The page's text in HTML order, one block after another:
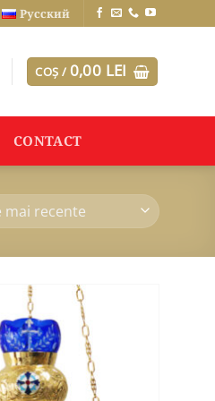
Русский
COȘ / 0,00 LEI
CONTACT